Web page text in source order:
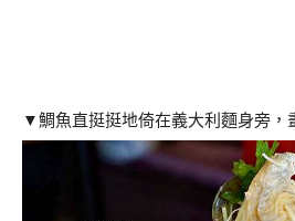
▼鯛魚直挺挺地倚在義大利麵身旁，